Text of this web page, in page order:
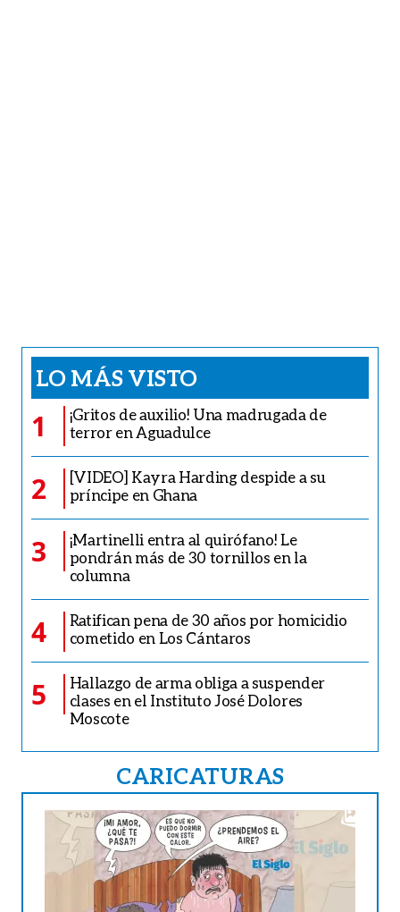
LO MÁS VISTO
1
¡Gritos de auxilio! Una madrugada de
terror en Aguadulce
2
[VIDEO] Kayra Harding despide a su
príncipe en Ghana
3
¡Martinelli entra al quirófano! Le
pondrán más de 30 tornillos en la
columna
4
Ratifican pena de 30 años por homicidio
cometido en Los Cántaros
5
Hallazgo de arma obliga a suspender
clases en el Instituto José Dolores
Moscote
CARICATURAS